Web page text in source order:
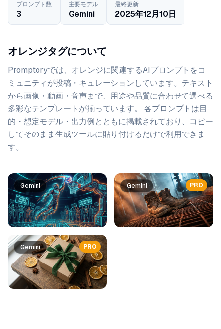
プロンプト数
3
主要モデル
Gemini
最終更新
2025年12月10日
オレンジタグについて
Promptoryでは、 オレンジに関連するAIプロンプトをコ
ミュニティが投稿・キュレーションしています。 テキスト
から画像・動画・音声まで、用途や品質に合わせて選べる
多彩なテンプレートが揃っています。 各プロンプトは目
的・想定モデル・出力例とともに掲載されており、コピー
してそのまま生成ツールに貼り付けるだけで利用できま
す。
プロンプト一覧
Gemini
PRO
Gemini
PRO
Gemini